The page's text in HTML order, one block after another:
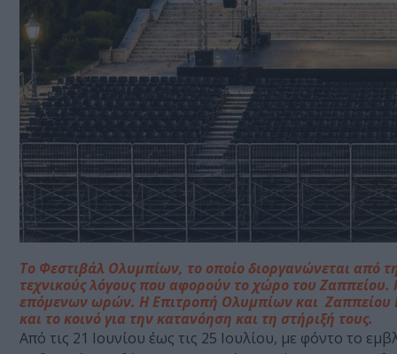
Το Φεστιβάλ Ολυμπίων, το οποίο διοργανώνεται από
τεχνικούς λόγους που αφορούν το χώρο του
επόμενων ωρών. Η Επιτροπή Ολυμπίων και Ζαππείου
και το κοινό για την κατανόηση και τη στήριξή τους.
Από τις 21 Ιουνίου έως τις 25 Ιουλίου, με φόντο το